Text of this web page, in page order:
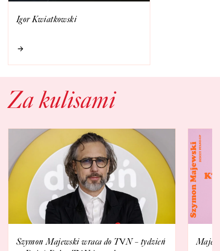
Igor Kwiatkowski
Za kulisami
Szymon Majewski wraca do TVN – tydzień